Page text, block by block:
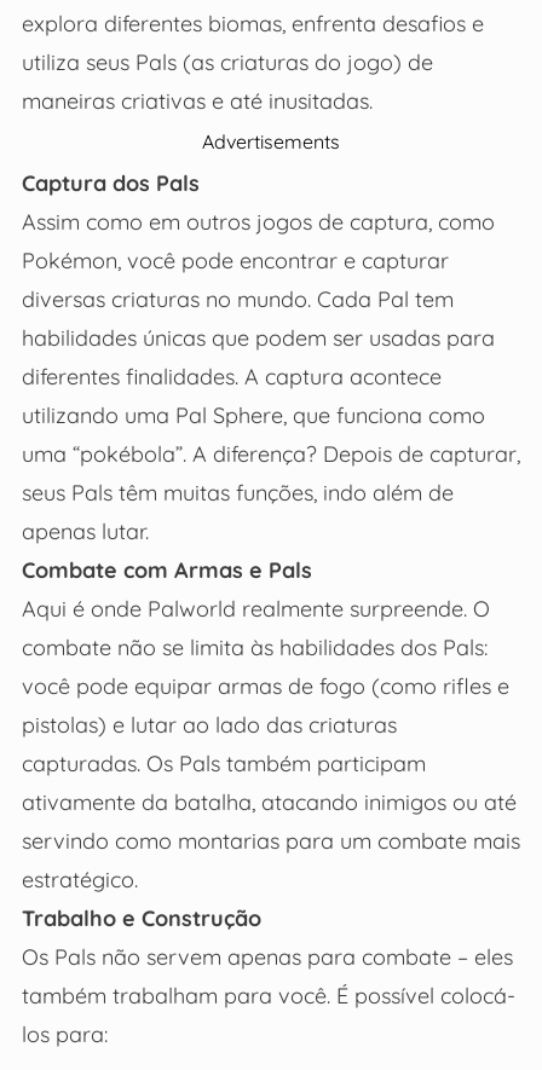
explora diferentes biomas, enfrenta desafios e
utiliza seus Pals (as criaturas do jogo) de
maneiras criativas e até inusitadas.
Advertisements
Captura dos Pals
Assim como em outros jogos de captura, como
Pokémon, você pode encontrar e capturar
diversas criaturas no mundo. Cada Pal tem
habilidades únicas que podem ser usadas para
diferentes finalidades. A captura acontece
utilizando uma Pal Sphere, que funciona como
uma “pokébola”. A diferença? Depois de capturar,
seus Pals têm muitas funções, indo além de
apenas lutar.
Combate com Armas e Pals
Aqui é onde Palworld realmente surpreende. O
combate não se limita às habilidades dos Pals:
você pode equipar armas de fogo (como rifles e
pistolas) e lutar ao lado das criaturas
capturadas. Os Pals também participam
ativamente da batalha, atacando inimigos ou até
servindo como montarias para um combate mais
estratégico.
Trabalho e Construção
Os Pals não servem apenas para combate – eles
também trabalham para você. É possível colocá-
los para: